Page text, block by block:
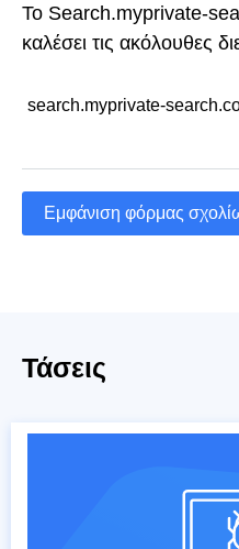
Το Search.myprivate-
καλέσει τις ακόλουθες
search.myprivate-
Εμφάνιση φόρμας
Τάσεις